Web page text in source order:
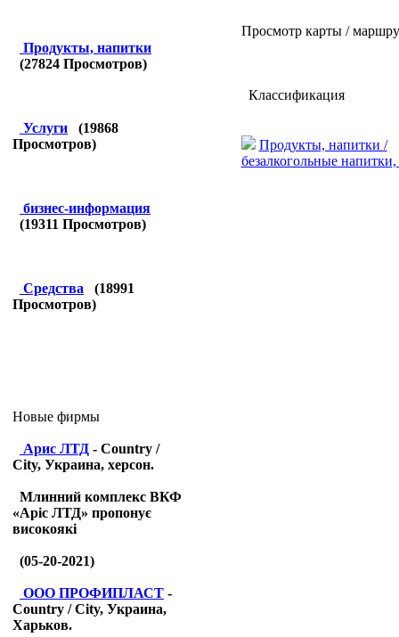
Продукты, напитки
(27824 Просмотров)
Услуги (19868
Просмотров)
бизнес-информация
(19311 Просмотров)
Средства (18991
Просмотров)
Новые фирмы
Арис ЛТД - Country /
City, Украина, херсон.
Млинний комплекс ВКФ
«Аріс ЛТД» пропонує
високоякі
(05-20-2021)
ООО ПРОФИПЛАСТ -
Country / City, Украина,
Харьков.
Просмотр карты /
Классификация
Продукты, напитки /
безалкогольные